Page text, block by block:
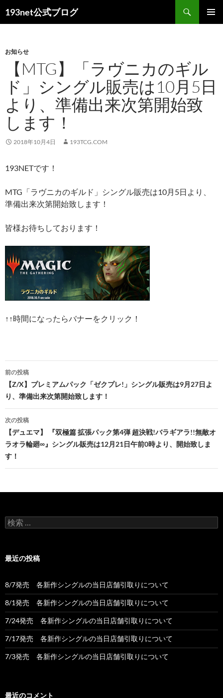
ン
ツ
プ
193net公式ブログ
索
お知らせ
【MTG】「ラヴニカのギル
ド」シングル販売は10月5日
より、準備出来次第開始致
します！
2018年10月4日 193TCG.COM
193NETです！
MTG「ラヴニカのギルド」シングル販売は10月5日より、
準備出来次第開始致します！
皆様お待ちしております！
↑↑時間になったらバナーをクリック！
投
稿
ナ
ビ
ゲ
ー
シ
ョ
前の投稿
【Z/X】プレミアムパック「ゼクプレ!」シングル販売は9月27日よ
り、準備出来次第開始致します！
次の投稿
【デュエマ】 『双極篇 拡張パック第4弾 超決戦!バラギアラ!!無敵オ
ラオラ輪廻∞』シングル販売は12月21日午前0時より、開始致しま
す！
検
索:
最近の投稿
8/7発売 各新作シングルの当日店舗引取りについて
8/1発売 各新作シングルの当日店舗引取りについて
7/24発売 各新作シングルの当日店舗引取りについて
7/17発売 各新作シングルの当日店舗引取りについて
7/3発売 各新作シングルの当日店舗引取りについて
最近のコメント